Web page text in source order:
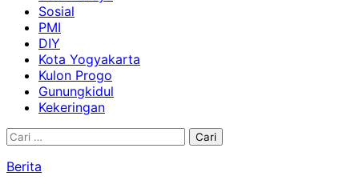
Sosial
PMI
DIY
Kota Yogyakarta
Kulon Progo
Gunungkidul
Kekeringan
Cari
Berita